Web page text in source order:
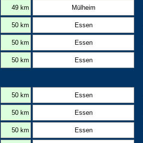
49 km Mülheim
50 km Essen
50 km Essen
50 km Essen
50 km Essen
50 km Essen
50 km Essen